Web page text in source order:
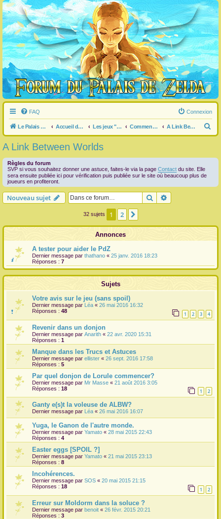
FAQ Connexion
Le Palais de Zelda Accueil du forum Les jeux "Legend of Zelda" Commentaire / question générale / info sur un jeu A Link Between Worlds
e
A Link Between Worlds
Règles du forum
SVP si vous souhaitez donner une astuce, faites-le via la page Contact du site. Elle
sera ensuite publiée ici pour vérification puis publiée sur le site où beaucoup plus de
joueurs en profiteront.
Nouveau sujet Rechercher
32 sujets 1 2
Annonces
A tester pour aider le PdZ
Dernier message par thathano « 25 janv. 2016 18:23
Réponses : 7
Sujets
Votre avis sur le jeu (sans spoil)
Dernier message par Léa « 26 mai 2016 16:32
Réponses : 48 1 2 3 4
Revenir dans un donjon
Dernier message par Anarith « 22 avr. 2020 15:31
Réponses : 1
Manque dans les Trucs et Astuces
Dernier message par ellister « 26 sept. 2016 17:58
Réponses : 5
Par quel donjon de Lorule commencer?
Dernier message par Mr Masse « 21 août 2016 3:05
Réponses : 18 1 2
Ganty e(s)t la voleuse de ALBW?
Dernier message par Léa « 26 mai 2016 16:07
Yuga, le Ganon de l'autre monde.
Dernier message par Yamato « 28 mai 2015 22:43
Réponses : 4
Easter eggs [SPOIL ?]
Dernier message par Yamato « 21 mai 2015 23:13
Réponses : 8
Incohérences.
Dernier message par SOS « 20 mai 2015 21:15
Réponses : 18 1 2
Erreur sur Moldorm dans la soluce ?
Dernier message par benoit « 26 févr. 2015 20:21
Réponses : 3